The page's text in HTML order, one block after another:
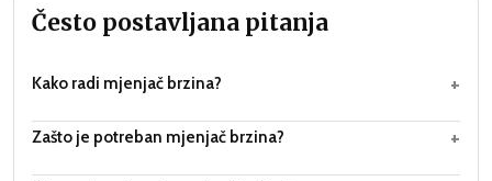
Često postavljana pitanja
Kako radi mjenjač brzina? +
Zašto je potreban mjenjač brzina? +